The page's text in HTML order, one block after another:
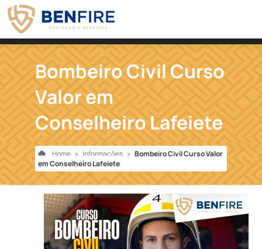
Bombeiro Civil Curso
Valor em
Conselheiro Lafeiete
Home » Informações » Bombeiro Civil Curso Valor
em Conselheiro Lafeiete